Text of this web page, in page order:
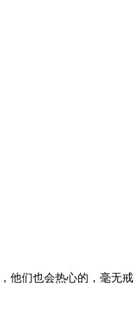
们也会热心的，毫无